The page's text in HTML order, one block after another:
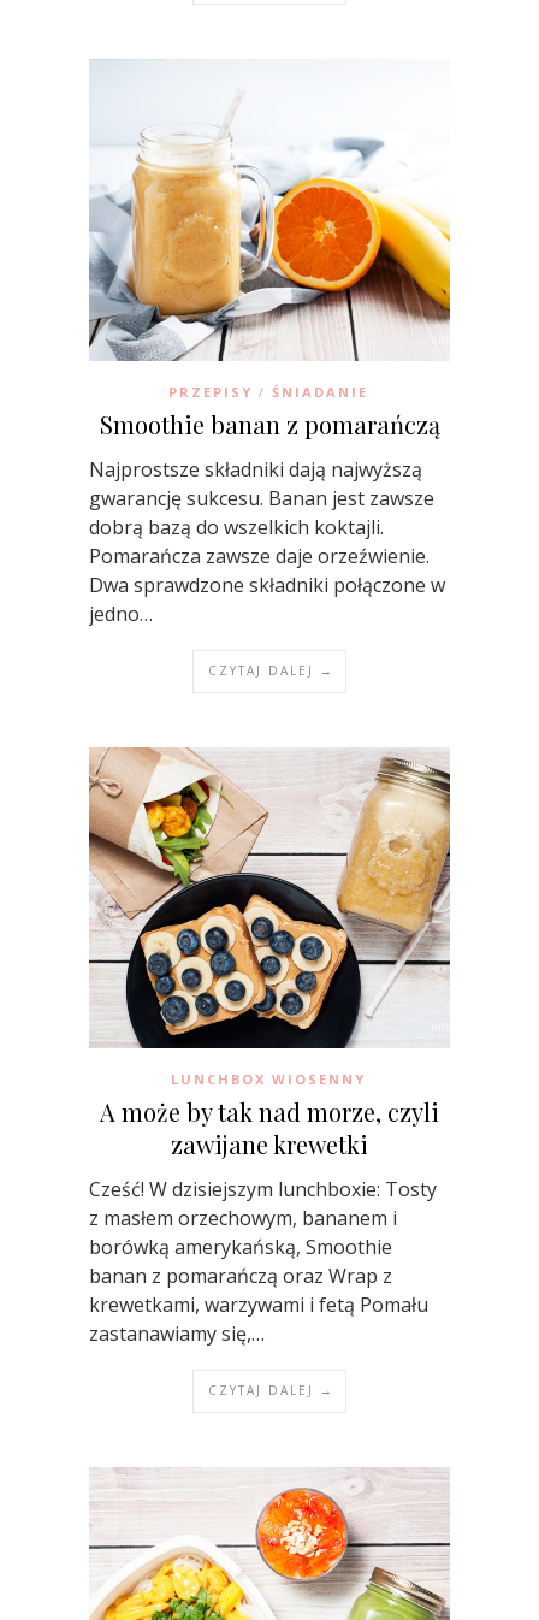
PRZEPISY / ŚNIADANIE
Smoothie banan z pomarańczą
Najprostsze składniki dają najwyższą
gwarancję sukcesu. Banan jest zawsze
dobrą bazą do wszelkich koktajli.
Pomarańcza zawsze daje orzeźwienie.
Dwa sprawdzone składniki połączone w
jedno…
CZYTAJ DALEJ →
LUNCHBOX WIOSENNY
A może by tak nad morze, czyli
zawijane krewetki
Cześć! W dzisiejszym lunchboxie: Tosty
z masłem orzechowym, bananem i
borówką amerykańską, Smoothie
banan z pomarańczą oraz Wrap z
krewetkami, warzywami i fetą Pomału
zastanawiamy się,…
CZYTAJ DALEJ →